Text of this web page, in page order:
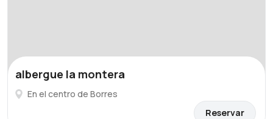
albergue la montera
En el centro de Borres
Reservar